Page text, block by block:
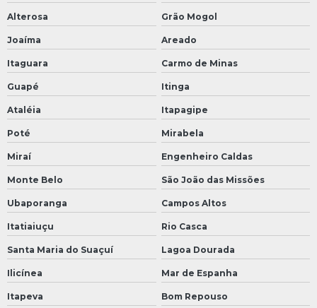
Alterosa Grão Mogol
Joaíma Areado
Itaguara Carmo de Minas
Guapé Itinga
Ataléia Itapagipe
Poté Mirabela
Miraí Engenheiro Caldas
Monte Belo São João das Missões
Ubaporanga Campos Altos
Itatiaiuçu Rio Casca
Santa Maria do Suaçuí Lagoa Dourada
Ilicínea Mar de Espanha
Itapeva Bom Repouso